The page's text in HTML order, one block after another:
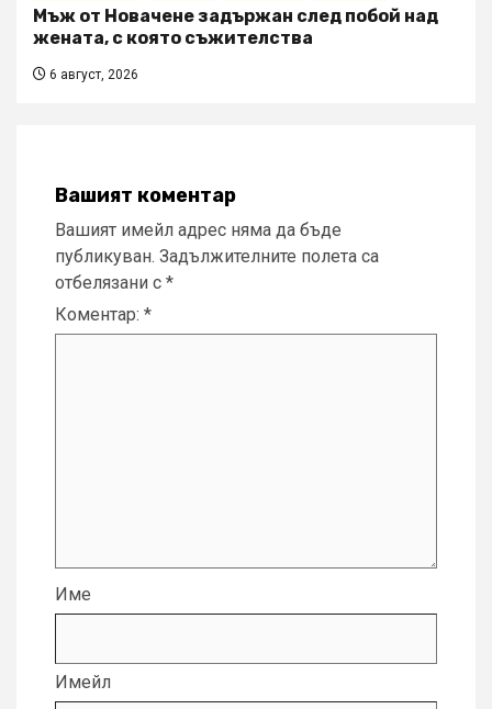
Мъж от Новачене задържан след побой над
жената, с която съжителства
6 август, 2026
Вашият коментар
Вашият имейл адрес няма да бъде
публикуван. Задължителните полета са
отбелязани с *
Коментар: *
Име
Имейл